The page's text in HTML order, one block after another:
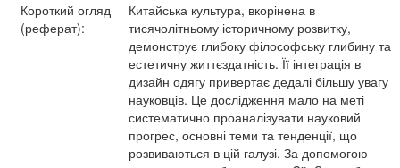
Короткий огляд
(реферат):
Китайська культура, вкорінена в
тисячолітньому історичному розвитку,
демонструє глибоку філософську глибину та
естетичну життєздатність. Її інтеграція в
дизайн одягу привертає дедалі більшу увагу
науковців. Це дослідження мало на меті
систематично проаналізувати науковий
прогрес, основні теми та тенденції, що
розвиваються в цій галузі. За допомогою